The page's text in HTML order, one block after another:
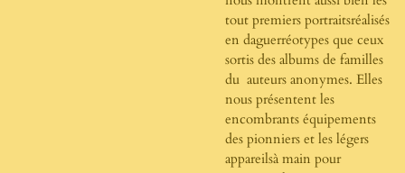
tout premiers portraitsréalisés
en daguerréotypes que ceux
sortis des albums de familles
du auteurs anonymes. Elles
nous présentent les
encombrants équipements
des pionniers et les légers
appareilsà main pour